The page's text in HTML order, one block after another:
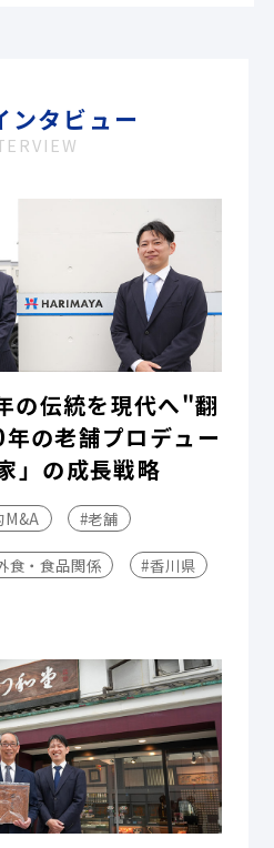
ンタビュー
の伝統を現代へ"翻
年の老舗プロデュー
」の成長戦略
M&A #老舗
食・食品関係 #香川県